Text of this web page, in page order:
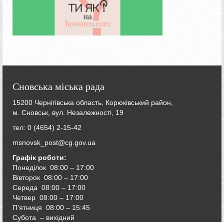
Сновська міська рада
15200 Чернігівська область, Корюківський район,
м. Сновськ, вул. Незалежності, 19
тел: 0 (4654) 2-15-42
msnovsk_post@cg.gov.ua
Графік роботи:
Понеділок 08:00 – 17:00
Вівторок 08:00 – 17:00
Середа 08:00 – 17:00
Четвер 08:00 – 17:00
П’ятниця 08:00 – 15:45
Субота – вихідний